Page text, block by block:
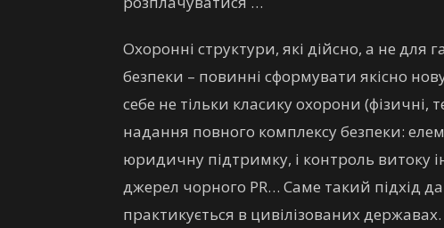
Охоронні структури, які дійсно, а не для
безпеки – повинні сформувати якісно
себе не тільки класику охорони (фізичні,
надання повного комплексу безпеки:
юридичну підтримку, і контроль витоку
джерел чорного PR… Саме такий підхід
практикується в цивілізованих